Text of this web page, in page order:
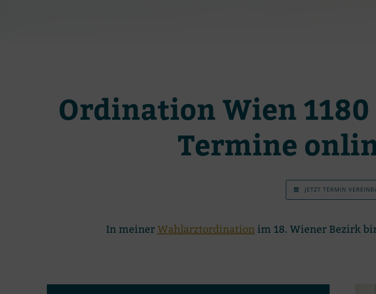
Or­di­na­tion Wien
Ter­mine
JETZT TER­MIN
In mei­nerWahl­arz­tor­di­na­tionim 18. Wie­ner Be­zirk